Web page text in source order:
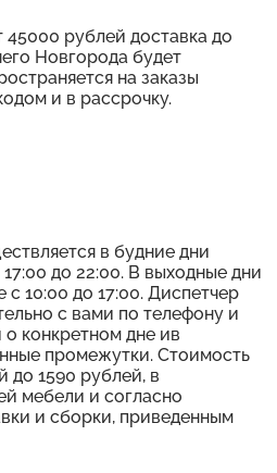
45000 рублей доставка до
Новгорода будет
на заказы
и в рассрочку.
в будние дни
до 22:00. В выходные дни
10:00 до 17:00. Диспетчер
с вами по телефону и
конкретном дне ив
промежутки. Стоимость
до 1590 рублей, в
мебели и согласно
и сборки, приведенным